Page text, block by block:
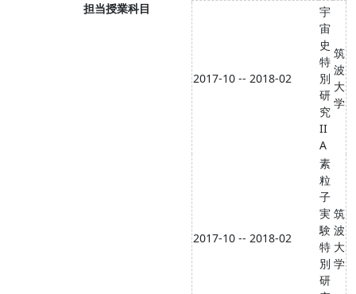
担当授業科目
2017-10 -- 2018-02
宇
宙
史
特
別
研
究
II
A
筑
波
大
学
2017-10 -- 2018-02
素
粒
子
実
験
特
別
研
筑
波
大
学